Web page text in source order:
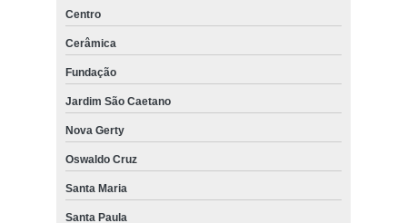
Centro
Cerâmica
Fundação
Jardim São Caetano
Nova Gerty
Oswaldo Cruz
Santa Maria
Santa Paula